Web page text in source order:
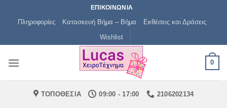
ΕΠΙΚΟΙΝΩΝΙΑ
Πληροφορίες Κατασκευή Βήμα – Βήμα
Εκθέσεις και Δράσεις
Wishlist
0
ΤΟΠΟΘΕΣΙΑ 09:00 - 17:00 2106202134